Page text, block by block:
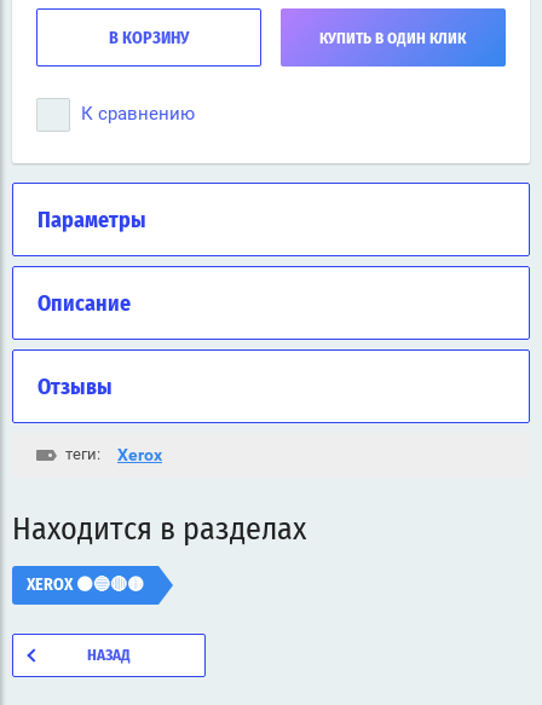
В КОРЗИНУ КУПИТЬ В ОДИН КЛИК
К сравнению
Параметры
Описание
Отзывы
теги: Xerox
Находится в разделах
XEROX ⚫🔵🔴🟡
НАЗАД